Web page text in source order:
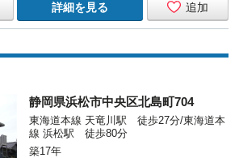
追加
詳細を見る
静岡県浜松市中央区北島町704
東海道本線 天竜川駅 徒歩27分/東海道本
線 浜松駅 徒歩80分
築17年